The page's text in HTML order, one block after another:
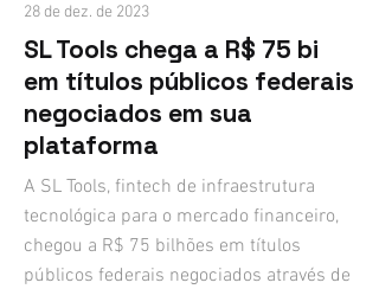
28 de dez. de 2023
SL Tools chega a R$ 75 bi
em títulos públicos federais
negociados em sua
plataforma
A SL Tools, fintech de infraestrutura
tecnológica para o mercado financeiro,
chegou a R$ 75 bilhões em títulos
públicos federais negociados através de